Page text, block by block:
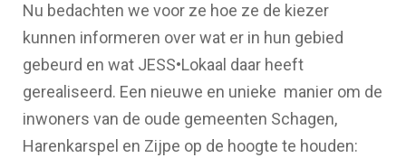
Nu bedachten we voor ze hoe ze de kiezer
kunnen informeren over wat er in hun gebied
gebeurd en wat JESS•Lokaal daar heeft
gerealiseerd. Een nieuwe en unieke manier om de
inwoners van de oude gemeenten Schagen,
Harenkarspel en Zijpe op de hoogte te houden: